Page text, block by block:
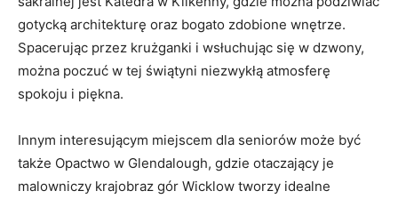
⁢gotycką architekturę oraz bogato ​zdobione wnętrze.
Spacerując przez krużganki i wsłuchując⁢ się w dzwony,
można poczuć w tej świątyni niezwykłą atmosferę
spokoju i piękna.
Innym interesującym miejscem dla seniorów może być
także Opactwo w Glendalough, ⁢gdzie otaczający je
malowniczy krajobraz gór Wicklow tworzy idealne